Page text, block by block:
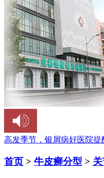
高发季节，银屑病好医院提
首页 > 牛皮癣分型 >